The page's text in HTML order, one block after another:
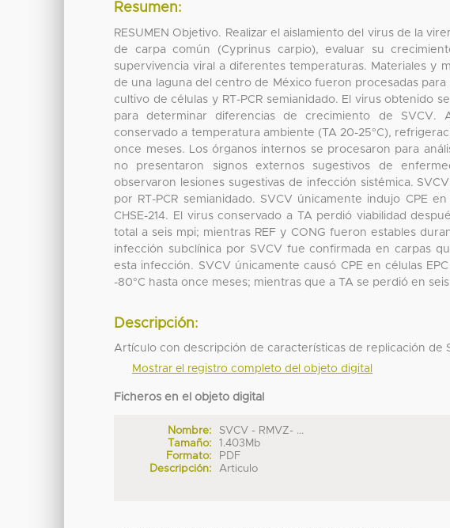
Resumen:
RESUMEN Objetivo. Realizar el aislamiento del virus de la
de carpa común (Cyprinus carpio), evaluar su
supervivencia viral a diferentes temperaturas. Materiales y
de una laguna del centro de México fueron procesadas
cultivo de células y RT-PCR semianidado. El virus obtenido
para determinar diferencias de crecimiento de SVCV.
conservado a temperatura ambiente (TA 20-25°C),
once meses. Los órganos internos se procesaron para
no presentaron signos externos sugestivos de
observaron lesiones sugestivas de infección sistémica.
por RT-PCR semianidado. SVCV únicamente indujo CPE
CHSE-214. El virus conservado a TA perdió viabilidad
total a seis mpi; mientras REF y CONG fueron estables
infección subclínica por SVCV fue confirmada en carpas
esta infección. SVCV únicamente causó CPE en células
-80°C hasta once meses; mientras que a TA se perdió en
Descripción:
Artículo con descripción de características de replicación de
Mostrar el registro completo del objeto digital
Ficheros en el objeto digital
Nombre:
SVCV - RMVZ- ...
Tamaño:
1.403Mb
Formato:
PDF
Descripción:
Articulo